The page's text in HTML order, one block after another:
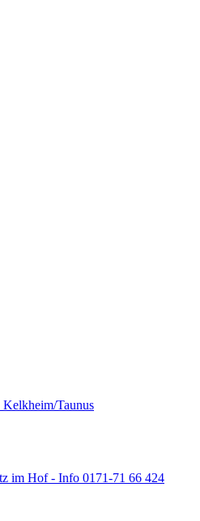
Taunus
im Hof - Info 0171-71 66 424